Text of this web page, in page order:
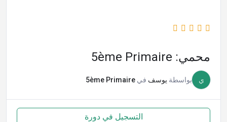
محمي: 5ème Primaire
ي بواسطة يوسف في 5ème Primaire
التسجيل في دورة